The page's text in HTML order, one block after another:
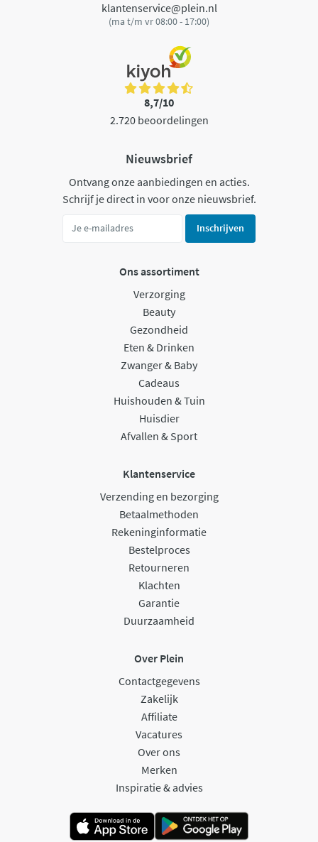
klantenservice@plein.nl
(ma t/m vr 08:00 - 17:00)
8,7/10
2.720 beoordelingen
Nieuwsbrief
Ontvang onze aanbiedingen en acties.
Schrijf je direct in voor onze nieuwsbrief.
Inschrijven
Ons assortiment
Verzorging
Beauty
Gezondheid
Eten & Drinken
Zwanger & Baby
Cadeaus
Huishouden & Tuin
Huisdier
Afvallen & Sport
Klantenservice
Verzending en bezorging
Betaalmethoden
Rekeninginformatie
Bestelproces
Retourneren
Klachten
Garantie
Duurzaamheid
Over Plein
Contactgegevens
Zakelijk
Affiliate
Vacatures
Over ons
Merken
Inspiratie & advies